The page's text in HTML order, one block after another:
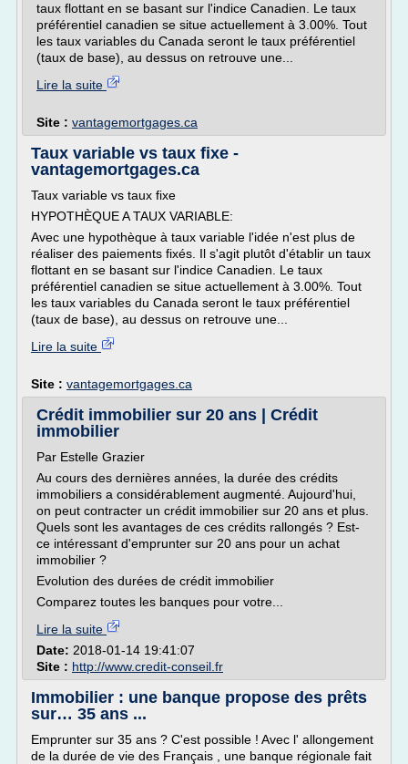
taux flottant en se basant sur l'indice Canadien. Le taux
préférentiel canadien se situe actuellement à 3.00%. Tout
les taux variables du Canada seront le taux préférentiel
(taux de base), au dessus on retrouve une...
Lire la suite
Site : vantagemortgages.ca
Taux variable vs taux fixe -
vantagemortgages.ca
Taux variable vs taux fixe
HYPOTHÈQUE A TAUX VARIABLE:
Avec une hypothèque à taux variable l'idée n'est plus de
réaliser des paiements fixés. Il s'agit plutôt d'établir un taux
flottant en se basant sur l'indice Canadien. Le taux
préférentiel canadien se situe actuellement à 3.00%. Tout
les taux variables du Canada seront le taux préférentiel
(taux de base), au dessus on retrouve une...
Lire la suite
Site : vantagemortgages.ca
Crédit immobilier sur 20 ans | Crédit
immobilier
Par Estelle Grazier
Au cours des dernières années, la durée des crédits
immobiliers a considérablement augmenté. Aujourd'hui,
on peut contracter un crédit immobilier sur 20 ans et plus.
Quels sont les avantages de ces crédits rallongés ? Est-
ce intéressant d'emprunter sur 20 ans pour un achat
immobilier ?
Evolution des durées de crédit immobilier
Comparez toutes les banques pour votre...
Lire la suite
Date: 2018-01-14 19:41:07
Site : http://www.credit-conseil.fr
Immobilier : une banque propose des prêts
sur… 35 ans ...
Emprunter sur 35 ans ? C'est possible ! Avec l' allongement
de la durée de vie des Français , une banque régionale fait